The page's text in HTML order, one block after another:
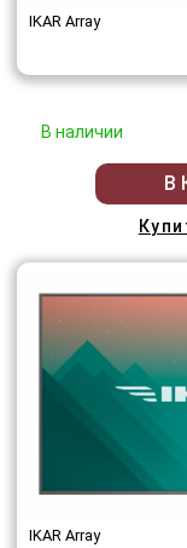
IKAR Array
В наличии
В
IKAR Array